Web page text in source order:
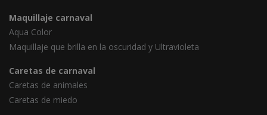
Maquillaje carnaval
Aqua Color
Maquillaje que brilla en la oscuridad y Ultravioleta
Caretas de carnaval
Caretas de animales
Caretas de miedo